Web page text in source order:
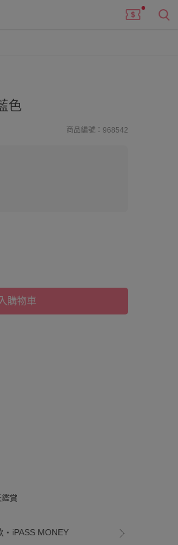
色
商品編號：968542
購物車
鑑賞
iPASS MONEY